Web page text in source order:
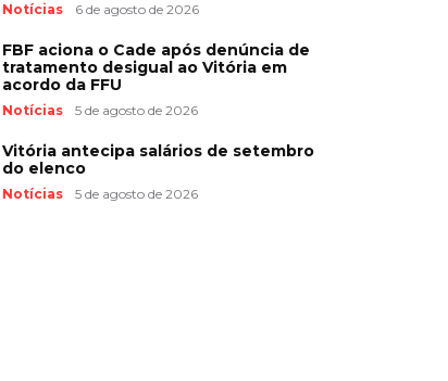
Notícias 6 de agosto de 2026
FBF aciona o Cade após denúncia de
tratamento desigual ao Vitória em
acordo da FFU
Notícias 5 de agosto de 2026
Vitória antecipa salários de setembro
do elenco
Notícias 5 de agosto de 2026